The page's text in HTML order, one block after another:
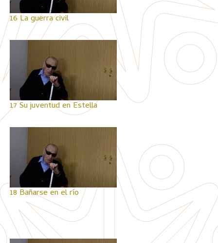
16 La guerra civil
17 Su juventud en Estella
18 Bañarse en el río